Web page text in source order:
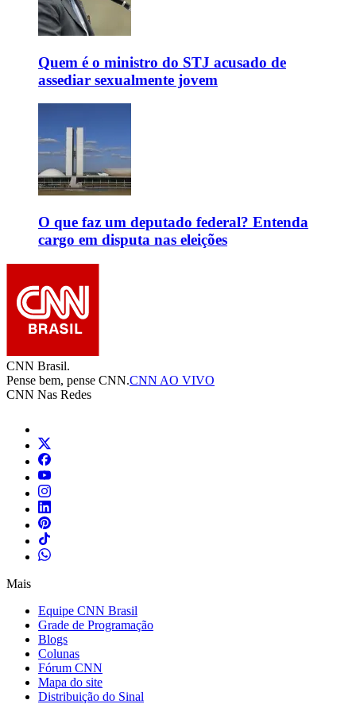
Quem é o ministro do STJ acusado de
assediar sexualmente jovem
O que faz um deputado federal? Entenda
cargo em disputa nas eleições
CNN Brasil.
Pense bem, pense CNN.CNN AO VIVO
CNN Nas Redes
Mais
Equipe CNN Brasil
Grade de Programação
Blogs
Colunas
Fórum CNN
Mapa do site
Distribuição do Sinal